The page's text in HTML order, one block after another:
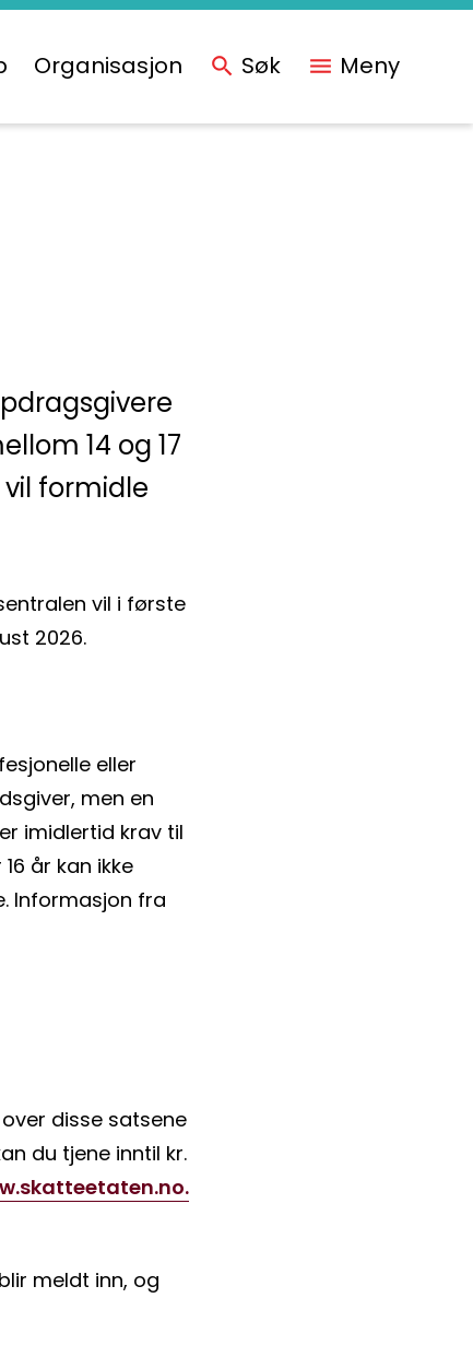
Organisasjon Søk Meny
14 og 17
formidle
vil i første
2026.
eller
men en
imidlertid krav til
år kan ikke
Informasjon fra
disse satsene
du tjene inntil kr.
meldt inn, og